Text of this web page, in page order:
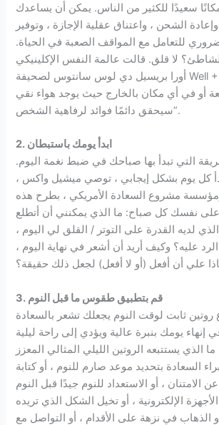
سعيدًا للكثير من الناس. يمكن أن يساعدك
الشحن ، واعتناق عقلية الإجازة ، وتوفير
للتعامل مع المواقف الصعبة في الحياة.
لا قلق. قالت عالمة النفس الإكلينيكي
أورا بريسيل دي لوس سانتوس لصحيفة Well + Good سابقًا:
أو في أي مكان بالخارج حيث يوجد هواء نقي
سيحقق دائمًا فوائد لرفاهية الشخص”.
2. ابدأ يومك باستبطان
التي تبدأ بها صباحك في ضبط نغمة اليوم.
كل يوم بشكل إيجابي ، توصي ميشيل واكس ،
مشروع السعادة الأمريكي ، بطرح هذه
على نفسك كل صباح: ما الذي يمكنني أن أتطلع
الذي لديه القدرة على التوتر / القلق لي اليوم ،
عليه؟ وكيف أريد أن أشعر في نهاية اليوم ،
علي أن أفعل (أو لا أفعل) لجعل ذلك حقيقة؟
3. قم بتطبيق طقوس ما قبل النوم
روتين ثابت لوقت النوم يجعلك تشعر بالسعادة
يومك بنبرة عالية ويؤدي إلى راحة ليلية
الذي يستتبعه الروتين الليلي المثالي المعزز
السعادة بتحديد موعد صارم للنوم ، أو كتابة
الامتنان ، أو الاستعداد للنوم جيدًا قبل النوم
الإلكترونية ، أو تخيل الشكل الذي تريده
الذهاب في نزهة على الأقدام ، أو التواصل مع